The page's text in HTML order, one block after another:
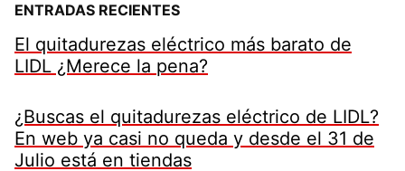
ENTRADAS RECIENTES
El quitadurezas eléctrico más barato de
LIDL ¿Merece la pena?
¿Buscas el quitadurezas eléctrico de LIDL?
En web ya casi no queda y desde el 31 de
Julio está en tiendas